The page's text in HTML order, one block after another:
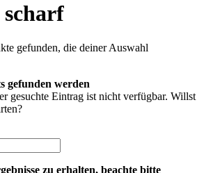
scharf
gefunden, die deiner Auswahl
gefunden werden
gesuchte Eintrag ist nicht verfügbar. Willst
zu erhalten, beachte bitte